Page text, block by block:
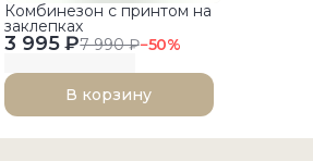
3 995 ₽7 990 ₽−50%
Комбинезон с принтом на
заклепках
В корзину